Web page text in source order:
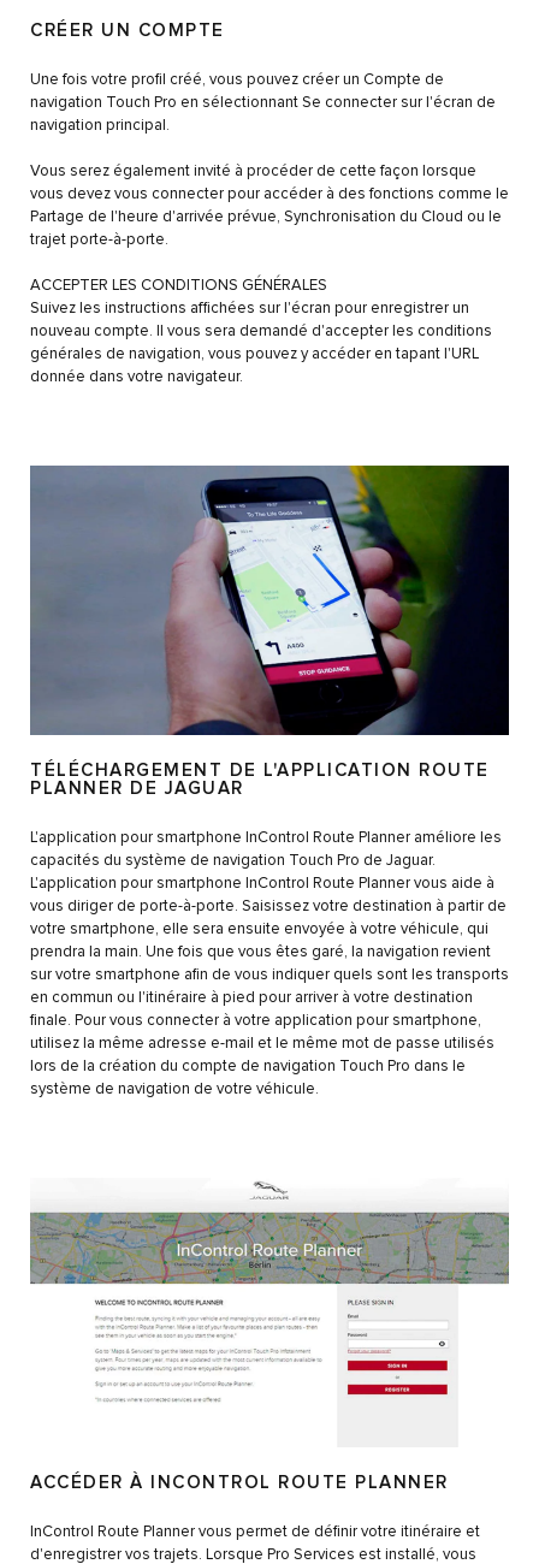
CRÉER UN COMPTE
Une fois votre profil créé, vous pouvez créer un Compte de
navigation Touch Pro en sélectionnant Se connecter sur l'écran de
navigation principal.
Vous serez également invité à procéder de cette façon lorsque
vous devez vous connecter pour accéder à des fonctions comme le
Partage de l'heure d'arrivée prévue, Synchronisation du Cloud ou le
trajet porte-à-porte.
ACCEPTER LES CONDITIONS GÉNÉRALES
Suivez les instructions affichées sur l'écran pour enregistrer un
nouveau compte. Il vous sera demandé d'accepter les conditions
générales de navigation, vous pouvez y accéder en tapant l'URL
donnée dans votre navigateur.
TÉLÉCHARGEMENT DE L'APPLICATION ROUTE
PLANNER DE JAGUAR
L'application pour smartphone InControl Route Planner améliore les
capacités du système de navigation Touch Pro de Jaguar.
L'application pour smartphone InControl Route Planner vous aide à
vous diriger de porte-à-porte. Saisissez votre destination à partir de
votre smartphone, elle sera ensuite envoyée à votre véhicule, qui
prendra la main. Une fois que vous êtes garé, la navigation revient
sur votre smartphone afin de vous indiquer quels sont les transports
en commun ou l'itinéraire à pied pour arriver à votre destination
finale. Pour vous connecter à votre application pour smartphone,
utilisez la même adresse e-mail et le même mot de passe utilisés
lors de la création du compte de navigation Touch Pro dans le
système de navigation de votre véhicule.
ACCÉDER À INCONTROL ROUTE PLANNER
InControl Route Planner vous permet de définir votre itinéraire et
d'enregistrer vos trajets. Lorsque Pro Services est installé, vous